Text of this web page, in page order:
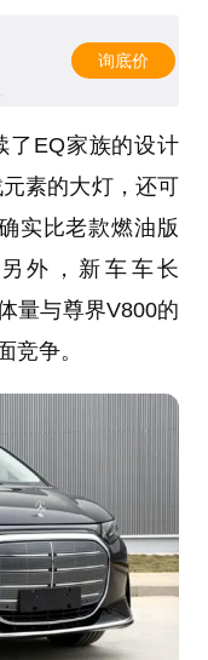
询底价
了EQ家族的设计
素的大灯，还可
实比老款燃油版
外，新车车长
量与尊界V800的
竞争。